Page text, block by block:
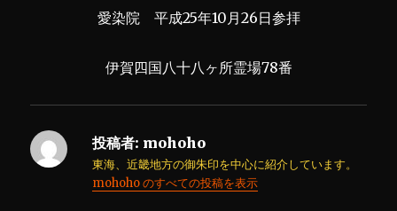
愛染院 平成25年10月26日参拝
伊賀四国八十八ヶ所霊場78番
投稿者: mohoho
東海、近畿地方の御朱印を中心に紹介しています。
mohoho のすべての投稿を表示